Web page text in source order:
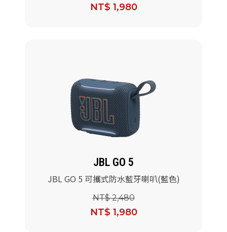
NT$ 1,980
JBL GO 5
JBL GO 5 可攜式防水藍牙喇叭(藍色)
NT$ 2,480
NT$ 1,980